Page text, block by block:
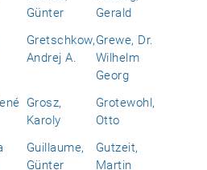
Günter
Gerald
Gretschkow,
Andrej A.
Grewe, Dr.
Wilhelm
Georg
Grosz,
Karoly
Grotewohl,
Otto
Guillaume,
Günter
Gutzeit,
Martin